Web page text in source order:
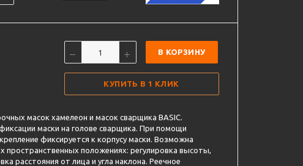
В КОРЗИНУ
КУПИТЬ В 1 КЛИК
масок хамелеон и масок сварщика BASIC.
маски на голове сварщика. При помощи
фиксируется к корпусу маски. Возможна
х пространственных положениях: регулировка высоты,
расстояния от лица и угла наклона. Реечное